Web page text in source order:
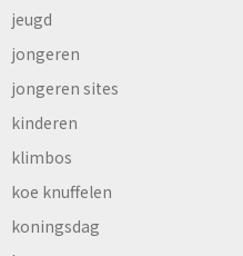
jeugd
jongeren
jongeren sites
kinderen
klimbos
koe knuffelen
koningsdag